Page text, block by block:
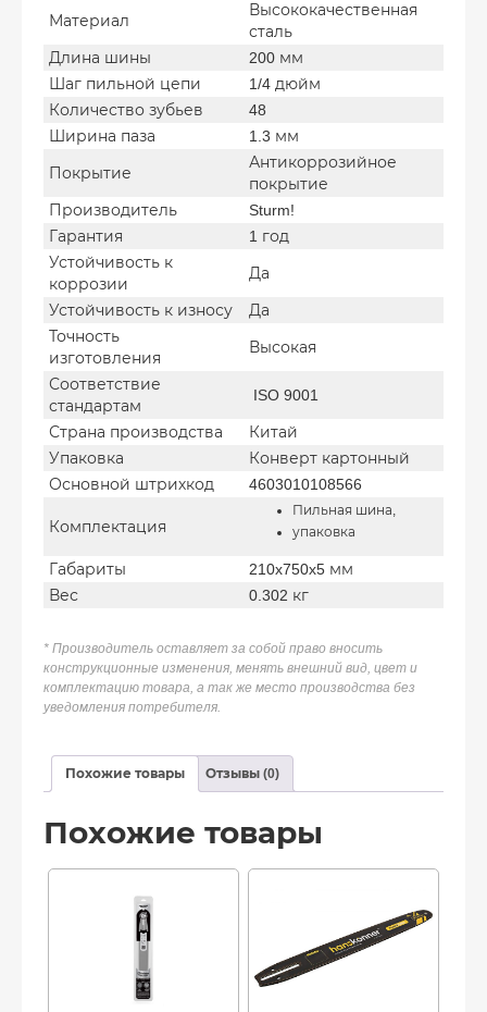
Материал
Высококачественная
сталь
Длина шины
200 мм
Шаг пильной цепи
1/4 дюйм
Количество зубьев
48
Ширина паза
1.3 мм
Покрытие
Антикоррозийное
покрытие
Производитель
Sturm!
Гарантия
1 год
Устойчивость к
коррозии
Да
Устойчивость к износу
Да
Точность
изготовления
Высокая
Соответствие
стандартам
ISO 9001
Страна производства
Китай
Упаковка
Конверт картонный
Основной штрихкод
4603010108566
Комплектация
Пильная шина,
упаковка
Габариты
210x750x5 мм
Вес
0.302 кг
* Производитель оставляет за собой право вносить
конструкционные изменения, менять внешний вид, цвет и
комплектацию товара, а так же место производства без
уведомления потребителя.
Похожие товары Отзывы (0)
Похожие товары